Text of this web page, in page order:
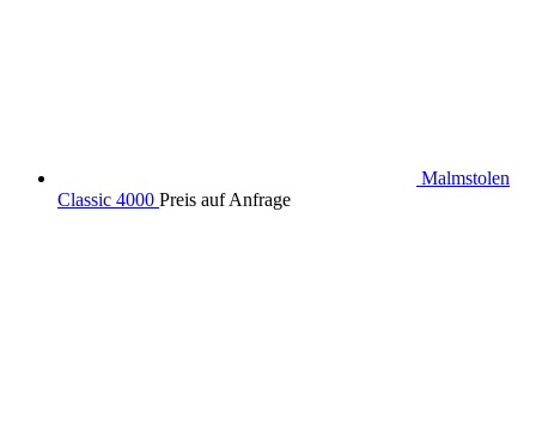
Malmstolen
Classic 4000 Preis auf Anfrage